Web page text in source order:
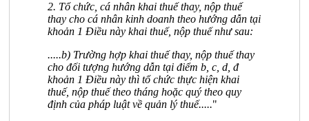
2. Tổ chức, cá nhân khai thuế thay, nộp thuế
thay cho cá nhân kinh doanh theo hướng dẫn tại
khoản 1 Điều này khai thuế, nộp thuế như sau:
.....b) Trường hợp khai thuế thay, nộp thuế thay
cho đối tượng hướng dẫn tại điểm b, c, d, đ
khoản 1 Điều này thì tổ chức thực hiện khai
thuế, nộp thuế theo tháng hoặc quý theo quy
định của pháp luật về quản lý thuế....."